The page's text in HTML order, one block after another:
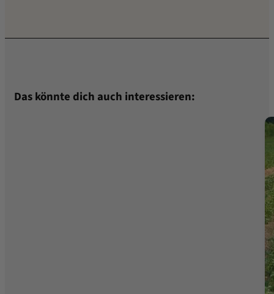
Das könnte dich auch interessieren: